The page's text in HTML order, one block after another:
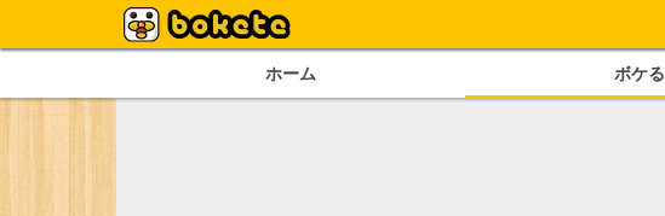
ホーム ボケる